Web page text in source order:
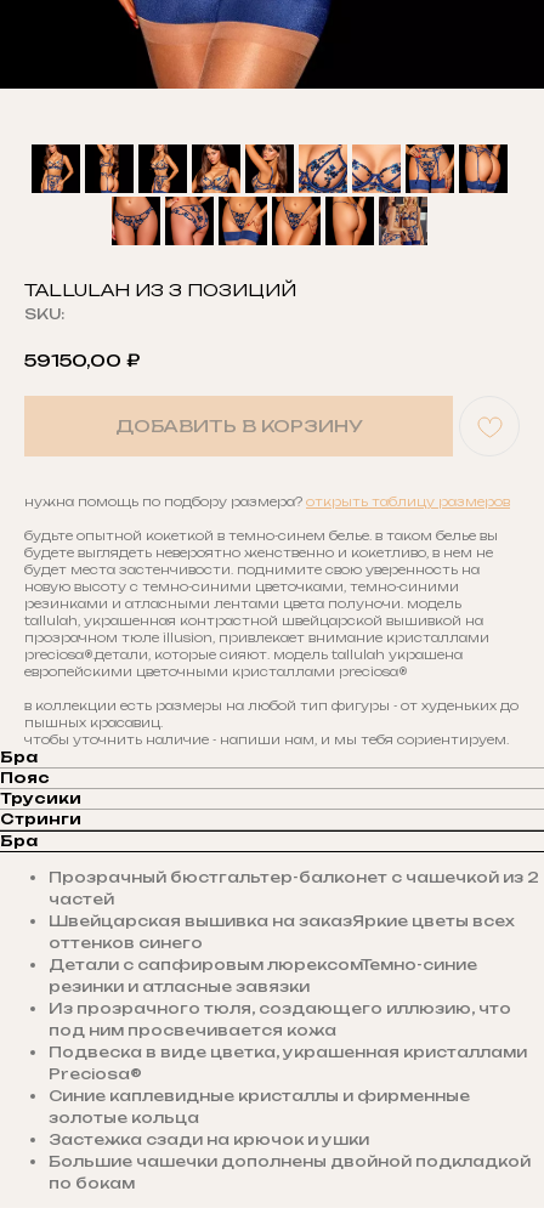
TALLULAH ИЗ 3 ПОЗИЦИЙ
SKU:
59150,00 ₽
ДОБАВИТЬ В КОРЗИНУ
нужна помощь по подбору размера? открыть таблицу размеров
будьте опытной кокеткой в темно-синем белье. в таком белье вы
будете выглядеть невероятно женственно и кокетливо, в нем не
будет места застенчивости. поднимите свою уверенность на
новую высоту с темно-синими цветочками, темно-синими
резинками и атласными лентами цвета полуночи. модель
tallulah, украшенная контрастной швейцарской вышивкой на
прозрачном тюле illusion, привлекает внимание кристаллами
preciosa®.детали, которые сияют. модель tallulah украшена
европейскими цветочными кристаллами preciosa®
в коллекции есть размеры на любой тип фигуры - от худеньких до
пышных красавиц.
чтобы уточнить наличие - напиши нам, и мы тебя сориентируем.
Бра
Пояс
Трусики
Стринги
Бра
Прозрачный бюстгальтер-балконет с чашечкой из 2
частей
Швейцарская вышивка на заказЯркие цветы всех
оттенков синего
Детали с сапфировым люрексомТемно-синие
резинки и атласные завязки
Из прозрачного тюля, создающего иллюзию, что
под ним просвечивается кожа
Подвеска в виде цветка, украшенная кристаллами
Preciosa®
Синие каплевидные кристаллы и фирменные
золотые кольца
Застежка сзади на крючок и ушки
Большие чашечки дополнены двойной подкладкой
по бокам